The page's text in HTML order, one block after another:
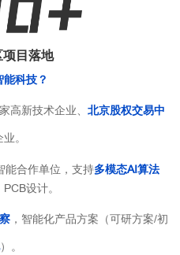
目落地
科技？
高新技术企业、 北京股权交易中
。
能合作单位，支持多模态AI算法
设计。
，智能化产品方案（可研方案/初
）。